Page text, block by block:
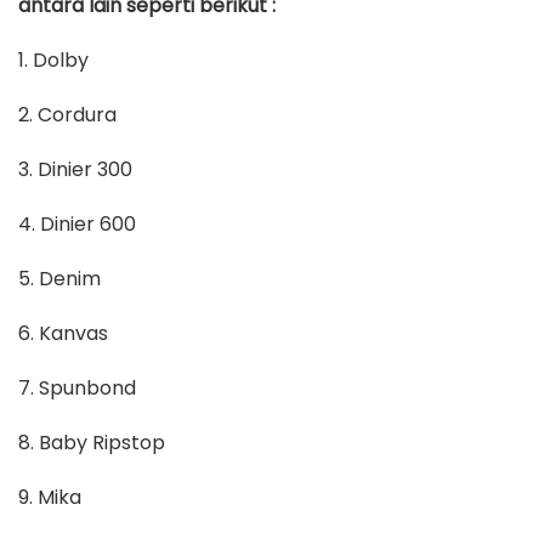
1. Dolby
2. Cordura
3. Dinier 300
4. Dinier 600
5. Denim
6. Kanvas
7. Spunbond
8. Baby Ripstop
9. Mika